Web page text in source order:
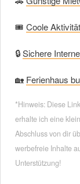
🎟 Coole
🔒Sichere
🏡 Ferienhaus
*Hinweis: Diese
erhalte ich eine
Abschluss von dir
werbefreie Inhalte
Unterstützung!